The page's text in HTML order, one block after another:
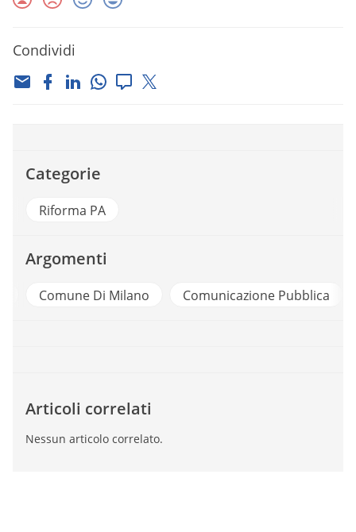
Condividi
Categorie
Riforma PA
Argomenti
Comune Di Milano Comunicazione Pubblica
Articoli correlati
Nessun articolo correlato.